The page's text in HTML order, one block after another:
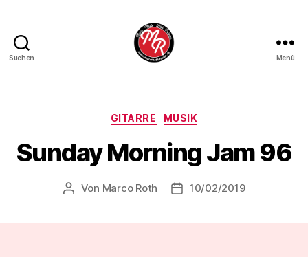
Suchen Menü
Kategorien
GITARRE MUSIK
Sunday Morning Jam 96
Beitragsautor
Von Marco Roth Veröffentlichungsdatum
10/02/2019